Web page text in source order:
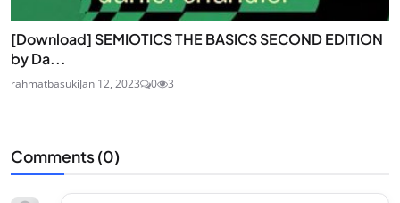
[Download] SEMIOTICS THE BASICS SECOND EDITION
by Da...
rahmatbasukiJan 12, 2023 0 3
Comments (0)